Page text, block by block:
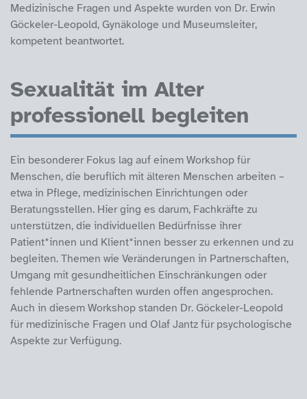
Medizinische Fragen und Aspekte wurden von Dr. Erwin
Göckeler-Leopold, Gynäkologe und Museumsleiter,
kompetent beantwortet.
Sexualität im Alter
professionell begleiten
Ein besonderer Fokus lag auf einem Workshop für
Menschen, die beruflich mit älteren Menschen arbeiten –
etwa in Pflege, medizinischen Einrichtungen oder
Beratungsstellen. Hier ging es darum, Fachkräfte zu
unterstützen, die individuellen Bedürfnisse ihrer
Patient*innen und Klient*innen besser zu erkennen und zu
begleiten. Themen wie Veränderungen in Partnerschaften,
Umgang mit gesundheitlichen Einschränkungen oder
fehlende Partnerschaften wurden offen angesprochen.
Auch in diesem Workshop standen Dr. Göckeler-Leopold
für medizinische Fragen und Olaf Jantz für psychologische
Aspekte zur Verfügung.